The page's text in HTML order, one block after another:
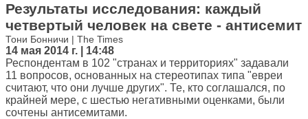
Результаты исследования: каждый
четвертый человек на свете - антисемит
Тони Бонничи | The Times
14 мая 2014 г. | 14:48
Респондентам в 102 "странах и территориях" задавали
11 вопросов, основанных на стереотипах типа "евреи
считают, что они лучше других". Те, кто соглашался, по
крайней мере, с шестью негативными оценками, были
сочтены антисемитами.